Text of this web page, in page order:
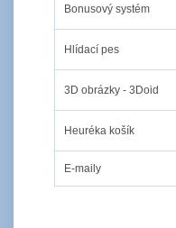
Bonusový systém
Hlídací pes
3D obrázky - 3Doid
Heuréka košík
E-maily